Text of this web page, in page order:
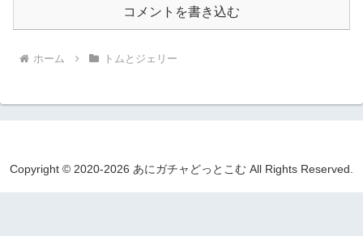
コメントを書き込む
ホーム トムとジェリー
Copyright © 2020-2026 あにガチャどっとこむ All Rights Reserved.